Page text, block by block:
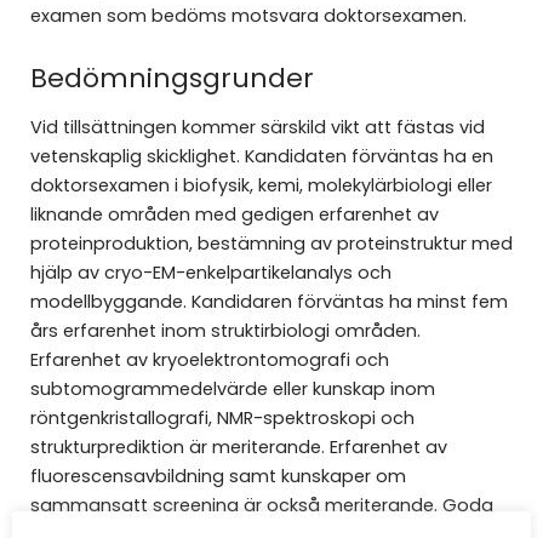
examen som bedöms motsvara doktorsexamen.
Bedömningsgrunder
Vid tillsättningen kommer särskild vikt att fästas vid
vetenskaplig skicklighet. Kandidaten förväntas ha en
doktorsexamen i biofysik, kemi, molekylärbiologi eller
liknande områden med gedigen erfarenhet av
proteinproduktion, bestämning av proteinstruktur med
hjälp av cryo-EM-enkelpartikelanalys och
modellbyggande. Kandidaren förväntas ha minst fem
års erfarenhet inom struktirbiologi områden.
Erfarenhet av kryoelektrontomografi och
subtomogrammedelvärde eller kunskap inom
röntgenkristallografi, NMR-spektroskopi och
strukturprediktion är meriterande. Erfarenhet av
fluorescensavbildning samt kunskaper om
sammansatt screening är också meriterande. Goda